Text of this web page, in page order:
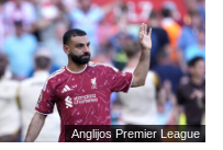
Anglijos Premier League